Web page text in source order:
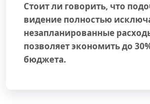
Стоит ли говорить, что
видение полностью
незапланированные
позволяет экономить до
бюджета.